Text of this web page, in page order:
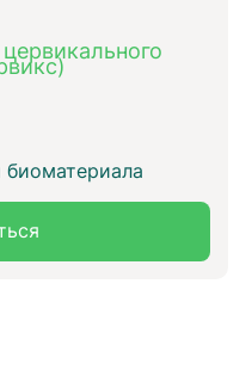
биоматериала